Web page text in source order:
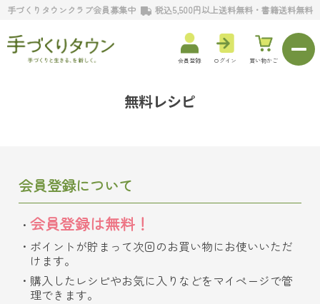
手づくりタウンクラブ会員募集中 税込5,500円以上送料無料・書籍送料無料
会員登録 ログイン 買い物かご
無料レシピ
会員登録について
会員登録は無料！
ポイントが貯まって次回のお買い物にお使いいただ
けます。
購入したレシピやお気に入りなどをマイページで管
理できます。